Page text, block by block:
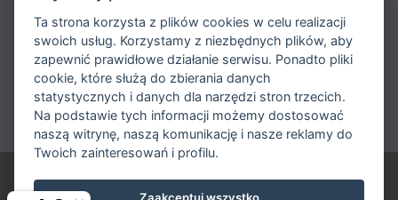
Dostawa:
Płatność:
ARIES POLSKA Sp. z o. o.
Ta strona korzysta z plików cookies w celu realizacji
swoich usług. Korzystamy z niezbędnych plików, aby
zapewnić prawidłowe działanie serwisu. Ponadto pliki
cookie, które służą do zbierania danych
statystycznych i danych dla narzędzi stron trzecich.
Na podstawie tych informacji możemy dostosować
naszą witrynę, naszą komunikację i nasze reklamy do
Twoich zainteresowań i profilu.